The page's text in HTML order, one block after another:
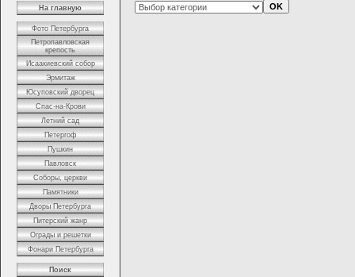
На главную
Фото Петербурга
Петропавловская
крепость
Исаакиевский собор
Эрмитаж
Юсуповский дворец
Спас-на-Крови
Летний сад
Петергоф
Пушкин
Павловск
Соборы, церкви
Памятники
Дворы Петербурга
Питерский жанр
Ограды и решетки
Фонари Петербурга
Поиск